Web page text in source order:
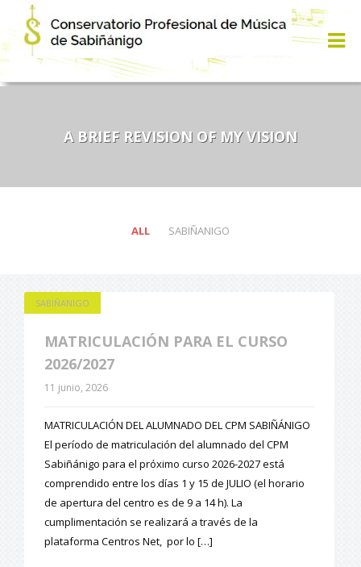
A BRIEF REVISION OF MY VISION
ALL SABIÑANIGO
SABIÑANIGO
MATRICULACIÓN PARA EL CURSO
2026/2027
11 junio, 2026
MATRICULACIÓN DEL ALUMNADO DEL CPM SABIÑÁNIGO
El período de matriculación del alumnado del CPM
Sabiñánigo para el próximo curso 2026-2027 está
comprendido entre los días 1 y 15 de JULIO (el horario
de apertura del centro es de 9 a 14 h). La
cumplimentación se realizará a través de la
plataforma Centros Net, por lo […]